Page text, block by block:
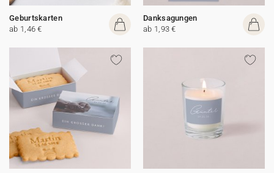
Geburtskarten
ab 1,46 €
Danksagungen
ab 1,93 €